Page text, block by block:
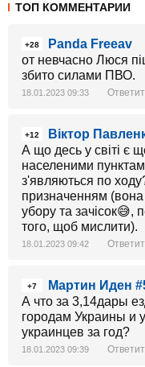
ТОП КОММЕНТАРИИ
+28
Panda Freeav
от невчасно Люся
збито силами ПВО.
18.01.2023 09:33
+12
Віктор
А що десь у світі є
населеними
з'являються по
призначенням
убору та зачісок😅,
того, щоб мислити).
18.01.2023 09:42
+7
Мартин Иден
А что за 3,14дары
городам Украины и
украинцев за год?
18.01.2023 09:39